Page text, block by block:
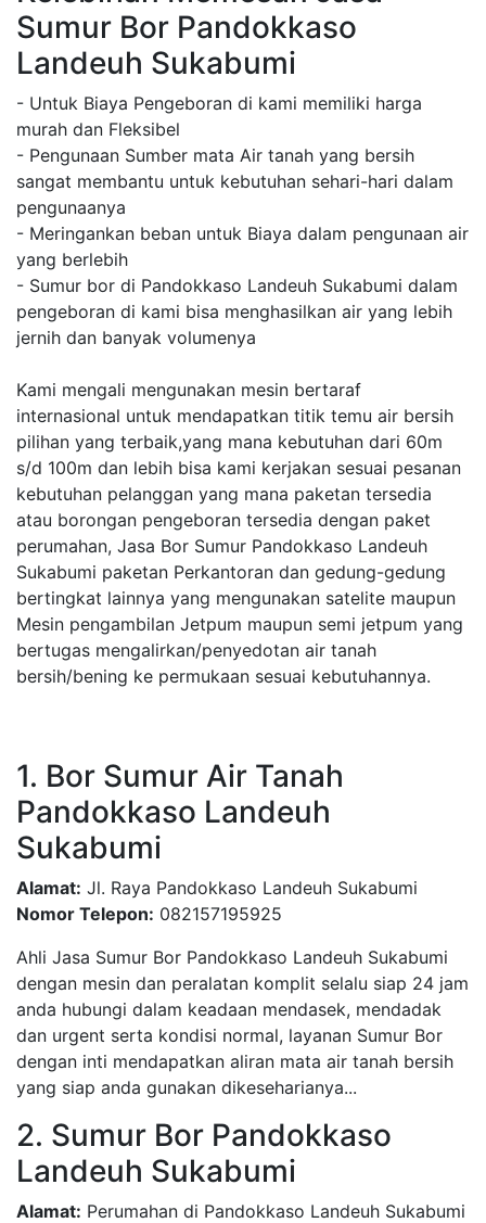
Sumur Bor Pandokkaso
Landeuh Sukabumi
- Untuk Biaya Pengeboran di kami memiliki harga
murah dan Fleksibel
- Pengunaan Sumber mata Air tanah yang bersih
sangat membantu untuk kebutuhan sehari-hari dalam
pengunaanya
- Meringankan beban untuk Biaya dalam pengunaan air
yang berlebih
- Sumur bor di Pandokkaso Landeuh Sukabumi dalam
pengeboran di kami bisa menghasilkan air yang lebih
jernih dan banyak volumenya
Kami mengali mengunakan mesin bertaraf
internasional untuk mendapatkan titik temu air bersih
pilihan yang terbaik,yang mana kebutuhan dari 60m
s/d 100m dan lebih bisa kami kerjakan sesuai pesanan
kebutuhan pelanggan yang mana paketan tersedia
atau borongan pengeboran tersedia dengan paket
perumahan, Jasa Bor Sumur Pandokkaso Landeuh
Sukabumi paketan Perkantoran dan gedung-gedung
bertingkat lainnya yang mengunakan satelite maupun
Mesin pengambilan Jetpum maupun semi jetpum yang
bertugas mengalirkan/penyedotan air tanah
bersih/bening ke permukaan sesuai kebutuhannya.
1. Bor Sumur Air Tanah
Pandokkaso Landeuh
Sukabumi
Alamat: Jl. Raya Pandokkaso Landeuh Sukabumi
Nomor Telepon: 082157195925
Ahli Jasa Sumur Bor Pandokkaso Landeuh Sukabumi
dengan mesin dan peralatan komplit selalu siap 24 jam
anda hubungi dalam keadaan mendasek, mendadak
dan urgent serta kondisi normal, layanan Sumur Bor
dengan inti mendapatkan aliran mata air tanah bersih
yang siap anda gunakan dikeseharianya...
2. Sumur Bor Pandokkaso
Landeuh Sukabumi
Alamat: Perumahan di Pandokkaso Landeuh Sukabumi